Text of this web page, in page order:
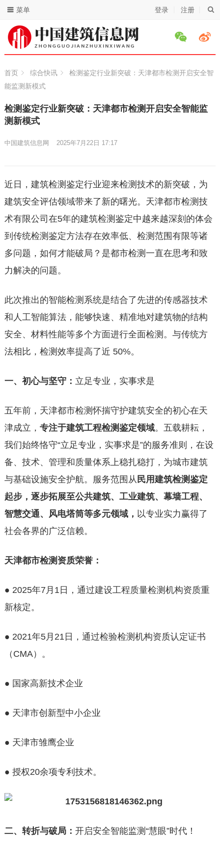
登录 注册
菜单
首页 综合快讯
检测鉴定行业新突破：天津都市检测开启安全智
能监测新模式
检测鉴定行业新突破：天津都市检测开启安全智能监
测新模式
中国建筑信息网 2025年7月22日 17:17
近日，建筑检测鉴定行业迎来检测技术的新突破，为
建筑安全评估领域带来了新的曙光。天津都市检测技
术有限公司在5年的建筑检测鉴定中越来越深刻的体会
到传统检测鉴定方法存在效率低、检测范围有限等诸
多问题，如何才能破局？是都市检测一直在思考和致
力解决的问题。
此次推出的智能检测系统是结合了先进的传感器技术
和人工智能算法，能够快速、精准地对建筑物的结构
安全、材料性能等多个方面进行全面检测。与传统方
法相比，检测效率提高了近 50%。
一、初心与坚守： 立足专业，实事求是
五年前，天津都市检测怀揣守护建筑安全的初心在天
津成立， 专注于建筑工程检测鉴定领域。五载耕耘，
我们始终恪守“立足专业，实事求是”的服务准则，在设
备、技术、管理和质量体系上稳扎稳打，为城市建筑
与基础设施安全护航。服务范围从民用建筑检测鉴定
起步，逐步拓展至公共建筑、工业建筑、幕墙工程、
智慧交通、风电塔筒等多元领域， 以专业实力赢得了
社会各界的广泛信赖。
天津都市检测资质荣誉：
● 2025年7月1日，通过建设工程质量检测机构资质重
新核定。
● 2021年5月21日，通过检验检测机构资质认定证书
（CMA）。
● 国家高新技术企业
● 天津市创新型中小企业
● 天津市雏鹰企业
● 授权20余项专利技术。
二、转折与破局： 开启安全智能监测“慧眼”时代！